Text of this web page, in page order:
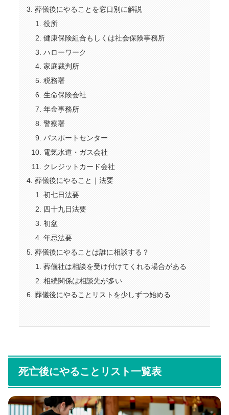
葬儀後にやることを窓口別に解説
役所
健康保険組合もしくは社会保険事務所
ハローワーク
家庭裁判所
税務署
生命保険会社
年金事務所
警察署
パスポートセンター
電気水道・ガス会社
クレジットカード会社
葬儀後にやること｜法要
初七日法要
四十九日法要
初盆
年忌法要
葬儀後にやることは誰に相談する？
葬儀社は相談を受け付けてくれる場合がある
相続関係は相談先が多い
葬儀後にやることリストを少しずつ始める
死亡後にやることリスト一覧表